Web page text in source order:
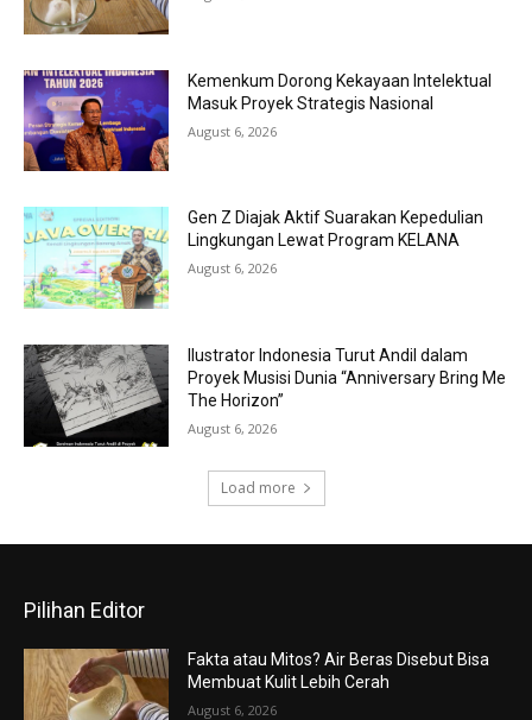
Kemenkum Dorong Kekayaan Intelektual
Masuk Proyek Strategis Nasional
August 6, 2026
Gen Z Diajak Aktif Suarakan Kepedulian
Lingkungan Lewat Program KELANA
August 6, 2026
Ilustrator Indonesia Turut Andil dalam
Proyek Musisi Dunia “Anniversary Bring Me
The Horizon”
August 6, 2026
Load more
Pilihan Editor
Fakta atau Mitos? Air Beras Disebut Bisa
Membuat Kulit Lebih Cerah
August 6, 2026